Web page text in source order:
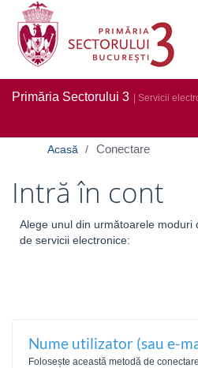
Primăria Sectorului 3 | Servicii
Acasă Conectare
Intră în cont
Alege unul din următoarele moduri
de servicii electronice:
Nume utilizator (sau e-
Folosește această metodă de